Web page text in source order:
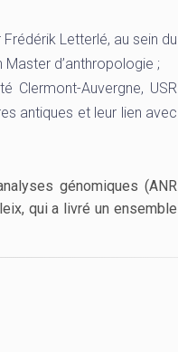
Letterlé, au sein du
d’anthropologie ;
Clermont-Auvergne, USR
antiques et leur lien avec
génomiques (ANR
qui a livré un ensemble